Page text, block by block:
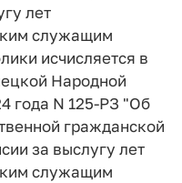
лет
служащим
исчисляется в
Народной
года N 125-РЗ "Об
гражданской
за выслугу лет
служащим